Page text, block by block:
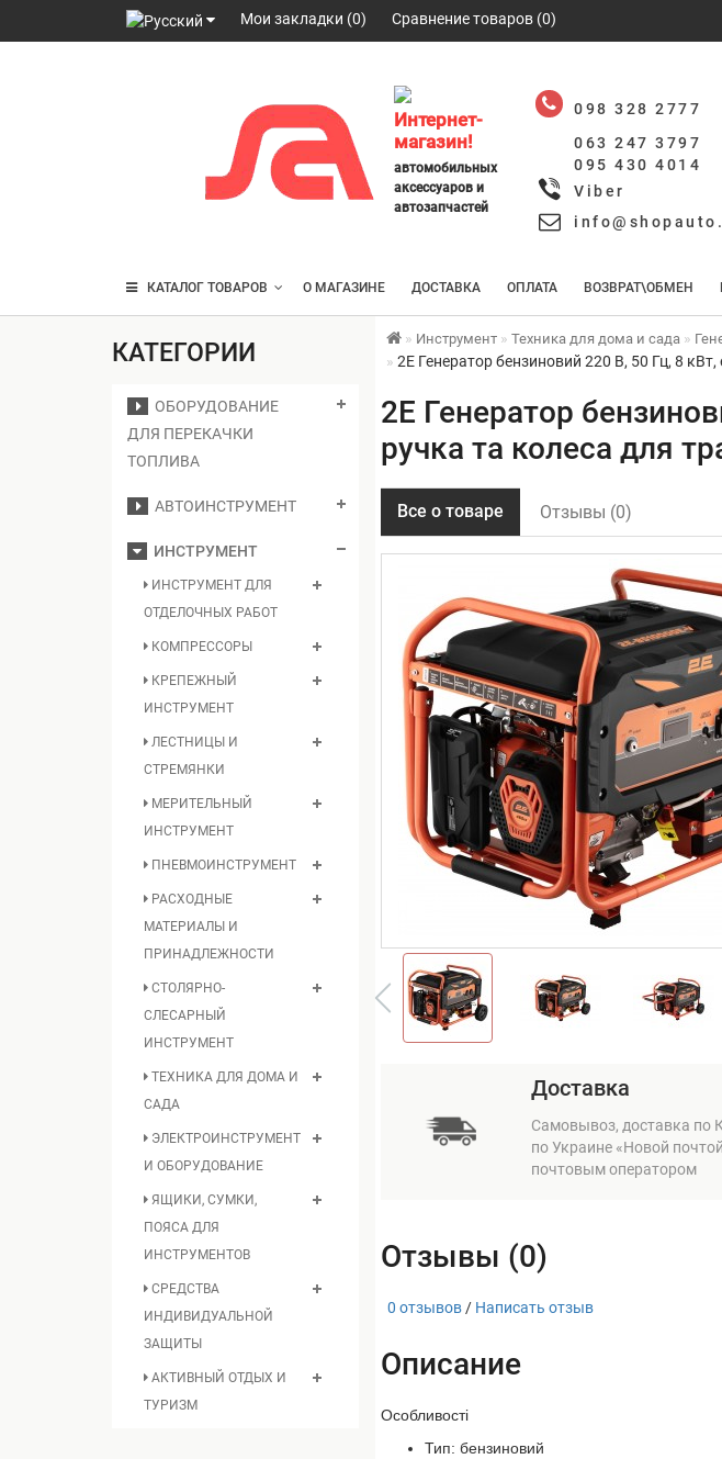
Мои закладки (0) Сравнение товаров (0)
Интернет-
магазин!
автомобильных
аксессуаров и
автозапчастей
098 328 2777
063 247 3797
095 430 4014
Viber
КАТАЛОГ ТОВАРОВ О МАГАЗИНЕ ДОСТАВКА ОПЛАТА ВОЗВРАТ\ОБМЕН
КАТЕГОРИИ
ОБОРУДОВАНИЕ
ДЛЯ ПЕРЕКАЧКИ
ТОПЛИВА
АВТОИНСТРУМЕНТ
ИНСТРУМЕНТ
ИНСТРУМЕНТ ДЛЯ
ОТДЕЛОЧНЫХ РАБОТ
КОМПРЕССОРЫ
КРЕПЕЖНЫЙ
ИНСТРУМЕНТ
ЛЕСТНИЦЫ И
СТРЕМЯНКИ
МЕРИТЕЛЬНЫЙ
ИНСТРУМЕНТ
ПНЕВМОИНСТРУМЕНТ
РАСХОДНЫЕ
МАТЕРИАЛЫ И
ПРИНАДЛЕЖНОСТИ
СТОЛЯРНО-
СЛЕСАРНЫЙ
ИНСТРУМЕНТ
ТЕХНИКА ДЛЯ ДОМА И
САДА
ЭЛЕКТРОИНСТРУМЕНТ
И ОБОРУДОВАНИЕ
ЯЩИКИ, СУМКИ,
ПОЯСА ДЛЯ
ИНСТРУМЕНТОВ
СРЕДСТВА
ИНДИВИДУАЛЬНОЙ
ЗАЩИТЫ
АКТИВНЫЙ ОТДЫХ И
ТУРИЗМ
Инструмент Техника для дома и сада
2E Генератор бензиновий 220 В, 50 Гц, 8
2E Генератор
ручка та колеса для
Все о товаре Отзывы (0)
Доставка
Самовывоз, доставка по
по Украине «Новой
почтовым оператором
Отзывы (0)
0 отзывов / Написать отзыв
Описание
Особливості
Тип: бензиновий